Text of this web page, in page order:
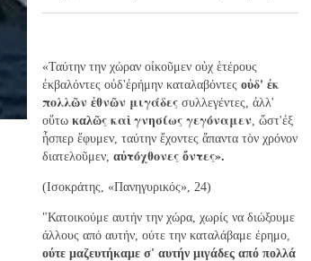
«Ταύτην την χώραν οἰκοῦμεν οὐχ ἑτέρους
ἐκβαλόντες οὐδ'ἐρήμην καταλαβόντες οὐδ' ἐκ
πολλῶν ἐθνῶν μιγάδες συλλεγέντες, ἀλλ'
οὕτω καλῶς καὶγνησίως γεγόναμεν, ὥστ'ἐξ
ἧσπερ ἔφυμεν, ταύτην ἔχοντες ἅπαντα τὸν χρόνον
διατελοῦμεν, αὐτόχθονες ὄντες».
(Ισοκράτης, «Πανηγυρικός», 24)
"Κατοικούμε αυτήν την χώρα, χωρίς να διώξουμε
άλλους από αυτήν, ούτε την καταλάβαμε έρημο,
ούτε μαζευτήκαμε σ' αυτήν μιγάδες από πολλά